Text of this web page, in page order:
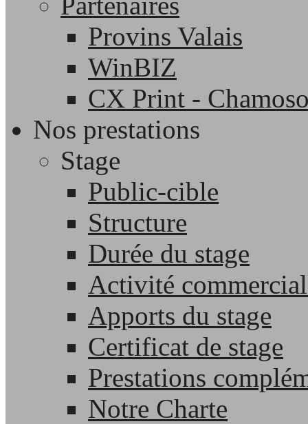
Provins Valais
WinBIZ
CX Print -
Nos prestations
Stage
Public-cible
Structure
Durée du stage
Activité
Apports du stage
Certificat de stage
Prestations
Notre Charte